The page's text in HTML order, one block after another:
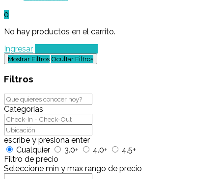
0
No hay productos en el carrito.
Ingresar
Mostrar Filtros Ocultar Filtros
Filtros
Categorías
escribe y presiona enter
Cualquier
3.0+ 4.0+
4.5+
Filtro de precio
Seleccione min y max rango de precio